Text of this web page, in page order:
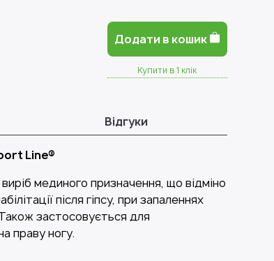
Додати в кошик
Купити в 1 клік
Відгуки
Line®
мединого призначення, що відміно
після гіпсу, при запаленнях
застосовується для
праву ногу.